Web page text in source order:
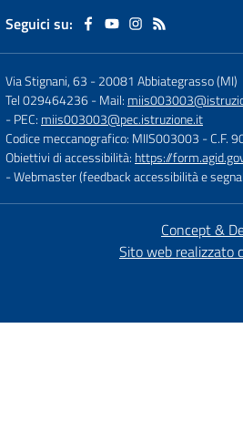
Seguici su:
Via Stignani, 63 -20081 Abbiategrasso (MI)
Tel 029464236- Mail:
- PEC: miis003003@pec.istruzione.it
Codice meccanografico: MIIS003003 - C.F.
Obiettivi di accessibilità: https://
- Webmaster (feedback accessibilità e
Concept &
Sito web realizzato